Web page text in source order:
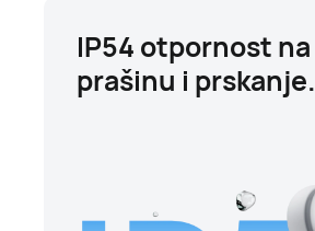
IP54 otpornost na
prašinu i prskanje.